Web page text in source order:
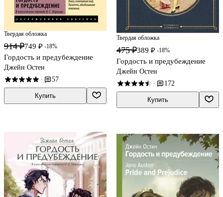
Твердая обложка
914 ₽749 ₽ -18%
Гордость и предубеждение
Джейн Остен
· 57
Купить
Твердая обложка
475 ₽389 ₽ -18%
Гордость и предубеждение
Джейн Остен
· 172
Купить